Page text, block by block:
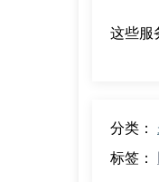
这些服
分类：
标签：